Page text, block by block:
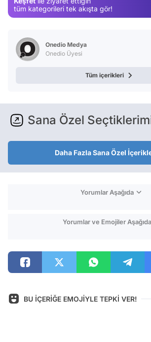
tüm kategorileri tek akışta gör!
Onedio Medya
Onedio Üyesi
Tüm içerikleri
Sana Özel
Daha Fazla Sana Özel
Yorumlar Aşağıda
Yorumlar ve Emojiler Aşağıda
BU İÇERİĞE EMOJİYLE TEPKİ VER!